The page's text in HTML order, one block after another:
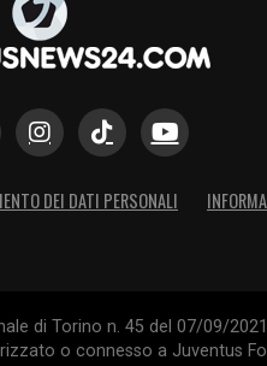
DEI DATI PERSONALI
di Torino n. 45 del 07/09/
o connesso a Juventus